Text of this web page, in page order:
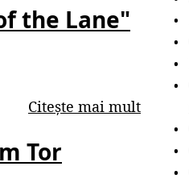
the Lane"
Citește mai mult
Tor